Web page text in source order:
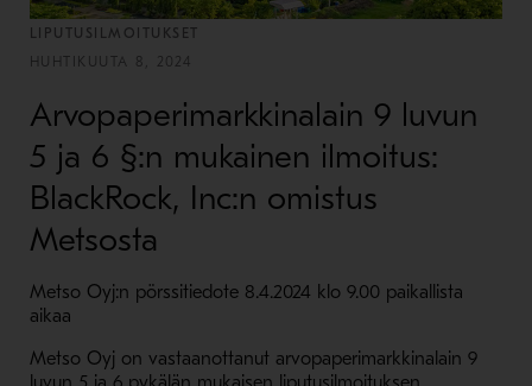
LIPUTUSILMOITUKSET
HUHTIKUUTA 8, 2024
Arvopaperimarkkinalain 9 luvun
5 ja 6 §:n mukainen ilmoitus:
BlackRock, Inc:n omistus
Metsosta
Metso Oyj:n pörssitiedote 8.4.2024 klo 9.00 paikallista
aikaa
Metso Oyj on vastaanottanut arvopaperimarkkinalain 9